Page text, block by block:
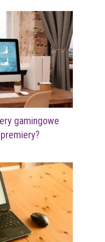
gamingowe